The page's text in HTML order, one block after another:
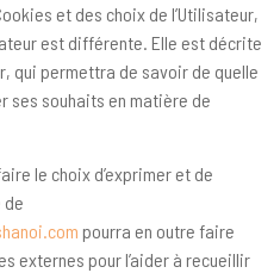
et des choix de l’Utilisateur,
est différente. Elle est décrite
qui permettra de savoir de quelle
ses souhaits en matière de
le choix d’exprimer et de
de
pourra en outre faire
externes pour l’aider à recueillir